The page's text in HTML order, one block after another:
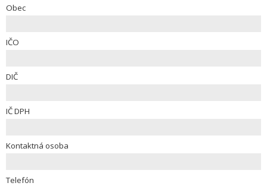
Obec
IČO
DIČ
IČ DPH
Kontaktná osoba
Telefón